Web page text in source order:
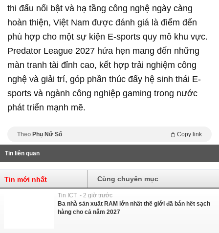
thi đấu nổi bật và hạ tầng công nghệ ngày càng
hoàn thiện, Việt Nam được đánh giá là điểm đến
phù hợp cho một sự kiện E-sports quy mô khu vực.
Predator League 2027 hứa hẹn mang đến những
màn tranh tài đỉnh cao, kết hợp trải nghiệm công
nghệ và giải trí, góp phần thúc đẩy hệ sinh thái E-
sports và ngành công nghiệp gaming trong nước
phát triển mạnh mẽ.
Theo Phụ Nữ Số Copy link
Tin liên quan
Tin mới nhất Cùng chuyên mục
Tin ICT - 2 giờ trước
Ba nhà sản xuất RAM lớn nhất thế giới đã bán hết sạch
hàng cho cả năm 2027